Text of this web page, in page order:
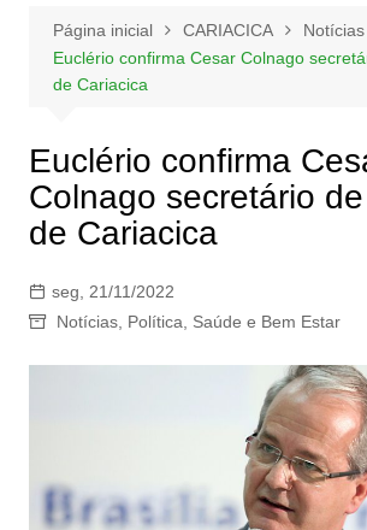
Página inicial CARIACICA
Notícias
Euclério confirma Cesar Colnago
de Cariacica
Euclério confirma
Colnago secretário
de Cariacica
seg, 21/11/2022
Notícias, Política Saúde e Bem Estar